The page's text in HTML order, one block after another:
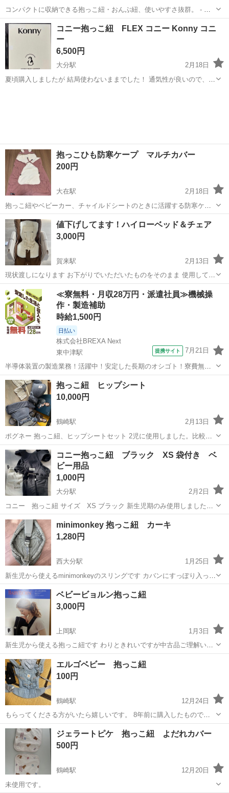
コンパクトに収納できる抱っこ紐・おんぶ紐、使いやすさ抜群。 - ブ
ランド:コンビ - モデル名:マジカルコンパクト - タイプ: 抱っこ紐・お
んぶ紐 - 特徴: コンパクトに収納可能 ニンナナンナ 使用して保管し
て...
大分 大分市 大分大学前駅
コニー抱っこ紐 FLEX コニー Konny コニ
ー
6,500円
大分駅
2月18日
夏頃購入しましたが 結局使わないままでした！ 通気性が良いので、今
抱っこひも防寒ケープ マルチカバー
200円
大在駅
2月18日
抱っこ紐やベビーカー、チャイルドシートのときに活躍する防寒ケー
プ、マルチカバーです。 こちらはお下がりで頂いたので、購入時期・
使用回数等は不明です。我が家では着用しておりません。 目立つ汚れ
等ないかと思いますが、小傷等は...
大分 大分市 大在駅 ベビー用品
値下げしてます！ハイローベッド＆チェア
3,000円
賀来駅
2月13日
現状渡しになります お下がりでいただいたものをそのまま 使用してい
たため洗濯は1度のみしました 使用する際に洗濯をしてお使い下さい
（＾ω＾） 使用していて何も問題なく使えてました！！ なのでどこに
不備があるか、問題がある...
大分 大分市 賀来駅 ベビー用品 ハイローベッド
≪寮無料・月収28万円・派遣社員≫機械操
作・製造補助
時給1,500円
日払い
株式会社BREXA Next
東中津駅
提携サイト 7月21日
半導体装置の製造業務！活躍中！安定した長期のオシゴト！寮費無料
★赴任旅費会社負担◎20代～40代の男性活躍中★未経験活躍中！高時
給1,500円！《大分県中津市》 人気の工場のお仕事 ◇半導体装置内部
のシート製造◇ ＊クリー...
大分 中津市 東中津駅 その他
抱っこ紐 ヒップシート
10,000円
鶴崎駅
2月13日
ポグネー 抱っこ紐、ヒップシートセット 2児に使用しました。比較的
綺麗かと思います。
大分 大分市 鶴崎駅 ベビー用品 シート
コニー抱っこ紐 ブラック XS 袋付き ベ
ビー用品
1,000円
大分駅
2月2日
コニー 抱っこ紐 サイズ XS ブラック 新生児期のみ使用しました。
目立った傷や汚れはありませんが、多少の毛玉があります。 メッシュ
タイプではありません。 中古品にご理解いただける方のみご購入お願
いします 抱っこ方...
大分 大分市 ベビー用品
minimonkey 抱っこ紐 カーキ
1,280円
西大分駅
1月25日
新生児から使えるminimonkeyのスリングです カバンにすっぽり入って
持ち運び便利です！ 本体のみになります 使い方などはYouTubeなどに
動画がありますのでそちらを参考にしていただけると助かります
大分 大分市 西大分駅 ベビー用品
ベビービョルン抱っこ紐
3,000円
上岡駅
1月3日
新生児から使える抱っこ紐です わりときれいですが中古品ご理解いた
だけるかたはお願いします
大分 佐伯市 上岡駅 ベビー用品 ベビービョルン
エルゴベビー 抱っこ紐
100円
鶴崎駅
12月24日
もらってくださる方がいたら嬉しいです。 8年前に購入したもので
す。 安全ベルトもあります。 洗濯していますが、黄ばみがあるので、
ご理解のある方のご購入をお願いします。 ノークレーム、ノーリター
ンでお願いします。
大分 大分市 ベビー用品 エルゴベビー
ジェラートピケ 抱っこ紐 よだれカバー
500円
鶴崎駅
12月20日
未使用です。